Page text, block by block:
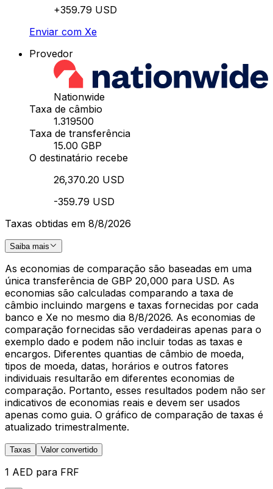
+359.79 USD
Enviar com Xe
Provedor
Nationwide
Taxa de câmbio
1.319500
Taxa de transferência
15.00 GBP
O destinatário recebe
26,370.20 USD
-359.79 USD
Taxas obtidas em 8/8/2026
Saiba mais
As economias de comparação são baseadas em uma
única transferência de GBP 20,000 para USD. As
economias são calculadas comparando a taxa de
câmbio incluindo margens e taxas fornecidas por cada
banco e Xe no mesmo dia 8/8/2026. As economias de
comparação fornecidas são verdadeiras apenas para o
exemplo dado e podem não incluir todas as taxas e
encargos. Diferentes quantias de câmbio de moeda,
tipos de moeda, datas, horários e outros fatores
individuais resultarão em diferentes economias de
comparação. Portanto, esses resultados podem não ser
indicativos de economias reais e devem ser usados
apenas como guia. O gráfico de comparação de taxas é
atualizado trimestralmente.
Taxas Valor convertido
1 AED para FRF